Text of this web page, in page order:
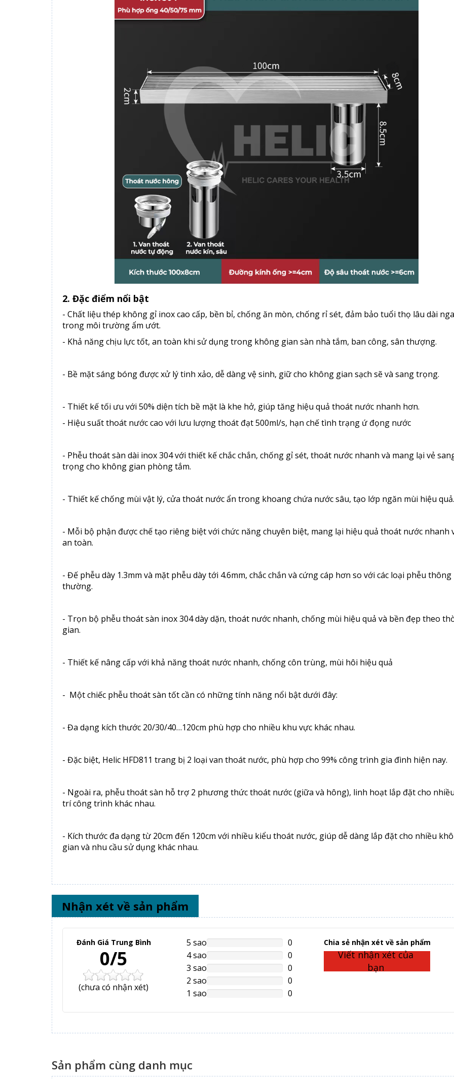
2. Đặc điểm nổi bật
- Chất liệu thép không gỉ inox cao cấp, bền bỉ, chống ăn mòn, chống rỉ sét, đảm bảo tuổi thọ lâu dài
trong môi trường ẩm ướt.
- Khả năng chịu lực tốt, an toàn khi sử dụng trong không gian sàn nhà tắm, ban công, sân thượng.
- Bề mặt sáng bóng được xử lý tinh xảo, dễ dàng vệ sinh, giữ cho không gian sạch sẽ và sang trọng.
- Thiết kế tối ưu với 50% diện tích bề mặt là khe hở, giúp tăng hiệu quả thoát nước nhanh hơn.
- Hiệu suất thoát nước cao với lưu lượng thoát đạt 500ml/s, hạn chế tình trạng ứ đọng nước
- Phễu thoát sàn dài inox 304 với thiết kế chắc chắn, chống gỉ sét, thoát nước nhanh và mang lại vẻ
trọng cho không gian phòng tắm.
- Thiết kế chống mùi vật lý, cửa thoát nước ẩn trong khoang chứa nước sâu, tạo lớp ngăn mùi hiệu quả.
- Mỗi bộ phận được chế tạo riêng biệt với chức năng chuyên biệt, mang lại hiệu quả thoát nước nhanh
an toàn.
- Đế phễu dày 1.3mm và mặt phễu dày tới 4.6mm, chắc chắn và cứng cáp hơn so với các loại phễu thông
thường.
- Trọn bộ phễu thoát sàn inox 304 dày dặn, thoát nước nhanh, chống mùi hiệu quả và bền đẹp theo
gian.
- Thiết kế nâng cấp với khả năng thoát nước nhanh, chống côn trùng, mùi hôi hiệu quả
- Một chiếc phễu thoát sàn tốt cần có những tính năng nổi bật dưới đây:
- Đa dạng kích thước 20/30/40…120cm phù hợp cho nhiều khu vực khác nhau.
- Đặc biệt, Helic HFD811 trang bị 2 loại van thoát nước, phù hợp cho 99% công trình gia đình hiện nay.
- Ngoài ra, phễu thoát sàn hỗ trợ 2 phương thức thoát nước (giữa và hông), linh hoạt lắp đặt cho
trí công trình khác nhau.
- Kích thước đa dạng từ 20cm đến 120cm với nhiều kiểu thoát nước, giúp dễ dàng lắp đặt cho nhiều
gian và nhu cầu sử dụng khác nhau.
Nhận xét về sản phẩm
Đánh Giá Trung Bình
0/5
(chưa có nhận xét)
5 saoNAN%
Complete
0
4 saoNAN%
Complete
0
3 saoNAN%
Complete
0
2 saoNAN%
Complete
0
1 saoNAN%
0
Chia sẻ nhận xét về sản phẩm
Viết nhận xét của
bạn
Sản phẩm cùng danh mục